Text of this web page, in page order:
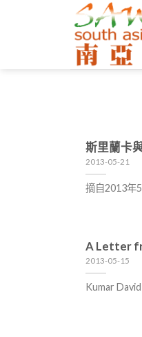
斯里蘭卡
2013-05-21
摘自2013年
A Letter
2013-05-15
Kumar